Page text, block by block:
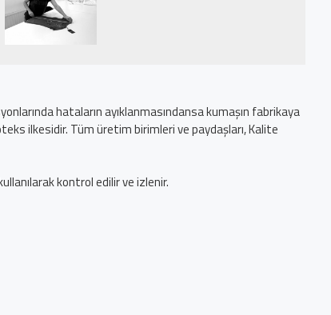
hataların ayıklanmasındansa kumaşın fabrikaya
ilkesidir. Tüm üretim birimleri ve paydaşları, Kalite
kontrol edilir ve izlenir.